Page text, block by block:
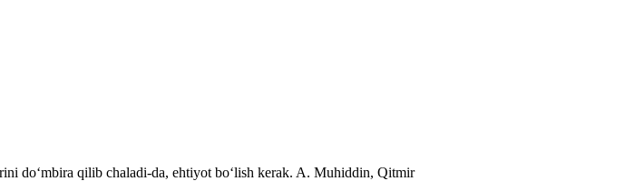
doʻmbira qilib chaladi-da, ehtiyot boʻlish kerak. A. Muhiddin, Qitmir